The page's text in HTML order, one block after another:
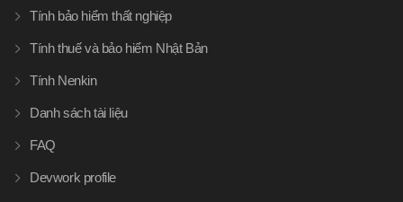
Tính bảo hiểm thất nghiệp
Tính thuế và bảo hiểm Nhật Bản
Tính Nenkin
Danh sách tài liệu
FAQ
Devwork profile